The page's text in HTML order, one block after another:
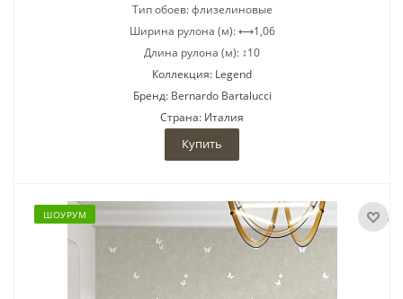
Тип обоев: флизелиновые
Ширина рулона (м): ⟷1,06
Длина рулона (м): ↕10
Коллекция: Legend
Бренд: Bernardo Bartalucci
Страна: Италия
Купить
ШОУРУМ